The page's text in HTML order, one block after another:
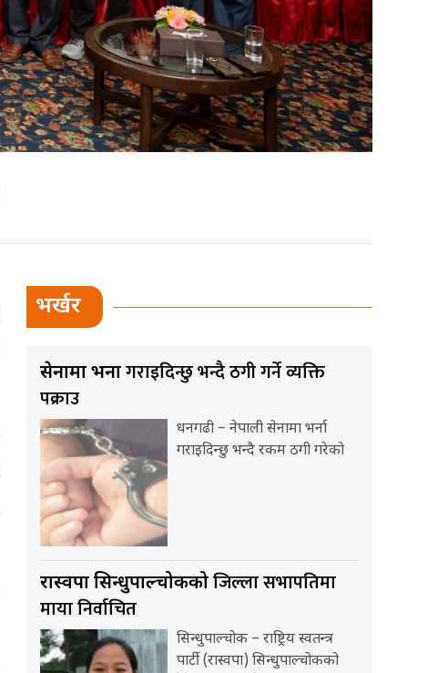
भर्खर
सेनामा भर्नागराइदिन्छु भन्दै ठगी गर्ने व्यक्ति
पक्राउ
धनगढी – नेपाली सेनामा भर्ना
गराइदिन्छु भन्दै रकम ठगी गरेको
रास्वपा सिन्धुपाल्चोककोजिल्ला सभापतिमा
माया निर्वाचित
सिन्धुपाल्चोक – राष्ट्रिय स्वतन्त्र
पार्टी (रास्वपा) सिन्धुपाल्चोकको